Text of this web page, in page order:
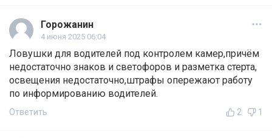
Горожанин
4 июня 2025 06:04
Ловушки для водителей под контролем камер,причём
недостаточно знаков и светофоров и разметка стерта,
освещения недостаточно,штрафы опережают работу
по информированию водителей.
Ответить 2 1